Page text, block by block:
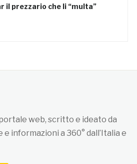
il prezzario che li “multa”
web, scritto e ideato da
informazioni a 360° dall’Italia e